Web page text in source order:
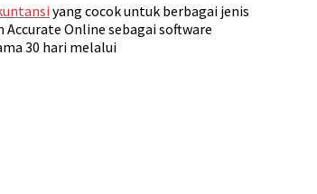
yang cocok untuk berbagai jenis
Online sebagai software
30 hari melalui